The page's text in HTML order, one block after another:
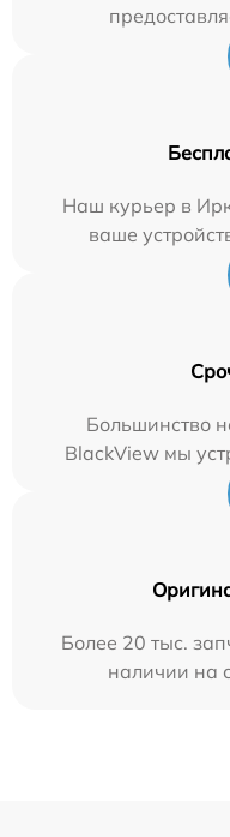
Наш курьер в
ваше
Большинство
BlackView мы
Более 20 тыс.
наличии на